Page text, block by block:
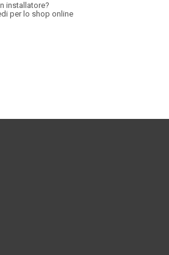
installatore?
per lo shop online